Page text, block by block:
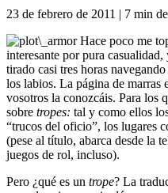
23 de febrero de 2011 | 7 min
Hace poco me
interesante por pura
tirado casi tres horas
los labios. La página de marras
vosotros la conozcáis. Para los
sobre tropes: tal y como ellos
“trucos del oficio”, los lugares
(pese al título, abarca desde la
juegos de rol, incluso).
Pero ¿qué es un trope? La